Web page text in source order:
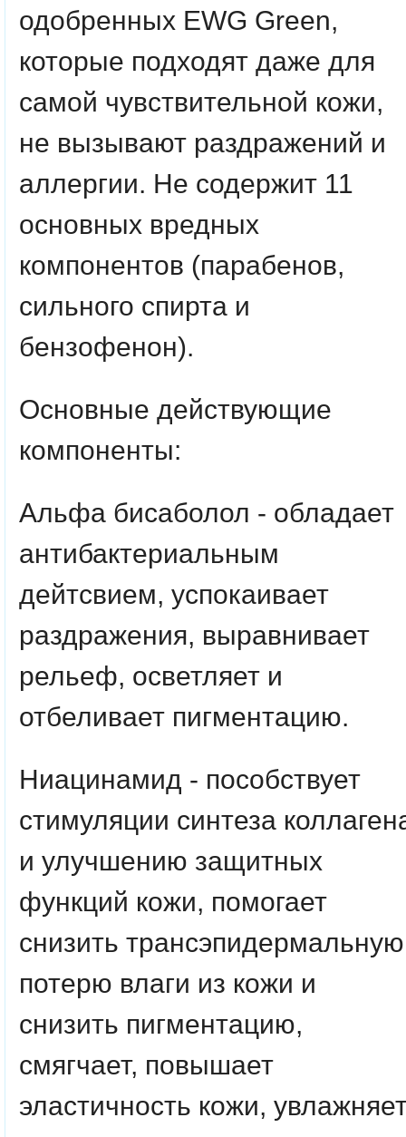
одобренных EWG Green,
которые подходят даже для
самой чувствительной кожи,
не вызывают раздражений и
аллергии. Не содержит 11
основных вредных
компонентов (парабенов,
сильного спирта и
бензофенон).
Основные действующие
компоненты:
Альфа бисаболол - обладает
антибактериальным
дейтсвием, успокаивает
раздражения, выравнивает
рельеф, осветляет и
отбеливает пигментацию.
Ниацинамид - пособствует
стимуляции синтеза
и улучшению защитных
функций кожи, помогает
снизить трансэпидермальную
потерю влаги из кожи и
снизить пигментацию,
смягчает, повышает
эластичность кожи,